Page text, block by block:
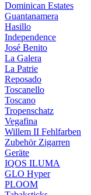
Dominican Estates
Guantanamera
Hasillo
Independence
José Benito
La Galera
La Patrie
Reposado
Toscanello
Toscano
Tropenschatz
Vegafina
Willem II Fehlfarben
Zubehör Zigarren
Geräte
IQOS ILUMA
GLO Hyper
PLOOM